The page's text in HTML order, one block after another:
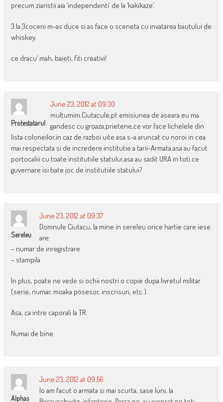
precum ziaristii aia ‘independenti’ de la ‘kakikaze’.
3.la 3coceni m-as duce si as face o sceneta cu invatarea bautului de
whiskey.
ce dracu’ mah, baieti, fiti creativi!
Protestatarul
June 23, 2012 at 09:30
multumim.Ciutacule,pt emisiunea de aseara.eu ma
gandesc cu groaza,prietene,ce vor face lichelele din
lista coloneilor,in caz de razboi.uite asa s-a aruncat cu noroi in cea
mai respectata si de incredere institutie a tarii-Armata.asa au facut
portocaliii cu toate institutiile statului.asa au sadit URA in toti.ce
guvernare isi bate joc de institutiile statului?
Sereleu
June 23, 2012 at 09:37
Domnule Ciutacu, la mine in sereleu orice hartie care iese
are:
– numar de inregistrare
– stampila
In plus, poate ne vede si ochii nostri o copie dupa livretul militar
(serie, numar, moaka posesor, inscrisuri, etc.).
Asa, ca intre caporali la TR.
Numai de bine.
Alphas
June 23, 2012 at 09:56
Io am facut o armata si mai scurta, sase luni, la